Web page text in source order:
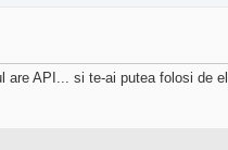
API... si te-ai putea folosi de